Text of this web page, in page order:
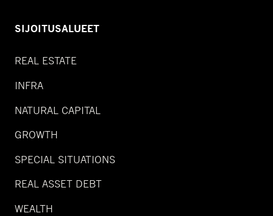
SIJOITUSALUEET
REAL ESTATE
INFRA
NATURAL CAPITAL
GROWTH
SPECIAL SITUATIONS
REAL ASSET DEBT
WEALTH